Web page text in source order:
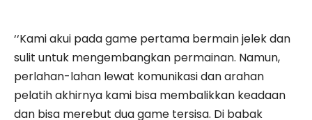
‘‘Kami akui pada game pertama bermain jelek dan
sulit untuk mengembangkan permainan. Namun,
perlahan-lahan lewat komunikasi dan arahan
pelatih akhirnya kami bisa membalikkan keadaan
dan bisa merebut dua game tersisa. Di babak